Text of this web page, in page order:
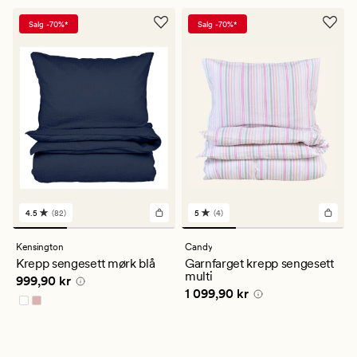
Salg -70%*
82
anmeldelser
med
gjennomsnittlig
vurdering
på
4.5
4.5 (82)
Kensington
Krepp sengesett mørk blå
Pris 999,90 kr
999,90 kr
Salg -70%*
4
anmeldelser
med
gjennomsnittlig
vurdering
på
5 (4)
Candy
Garnfarget krepp sengesett
multi
Pris 1 099,90 kr
1 099,90 kr